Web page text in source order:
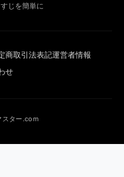
じを簡単に
商取引法表記運営者情報
せ
ター.com